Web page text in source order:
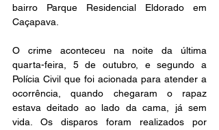
bairro Parque Residencial Eldorado em
Caçapava.
O crime aconteceu na noite da última
quarta-feira, 5 de outubro, e segundo a
Polícia Civil que foi acionada para atender a
ocorrência, quando chegaram o rapaz
estava deitado ao lado da cama, já sem
vida. Os disparos foram realizados por